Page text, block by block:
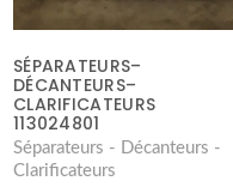
SÉPARATEURS–
DÉCANTEURS–
CLARIFICATEURS
113024801
Séparateurs - Décanteurs -
Clarificateurs